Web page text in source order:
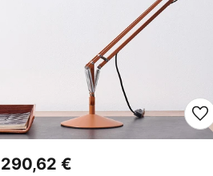
290,62 €